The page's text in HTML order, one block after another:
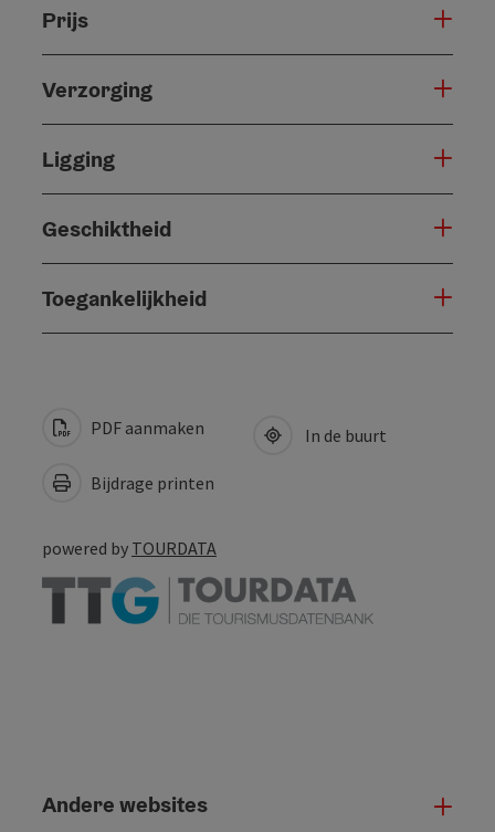
Prijs
Verzorging
Ligging
Geschiktheid
Toegankelijkheid
PDF aanmaken
Bijdrage printen
In de buurt
powered by TOURDATA
Andere websites